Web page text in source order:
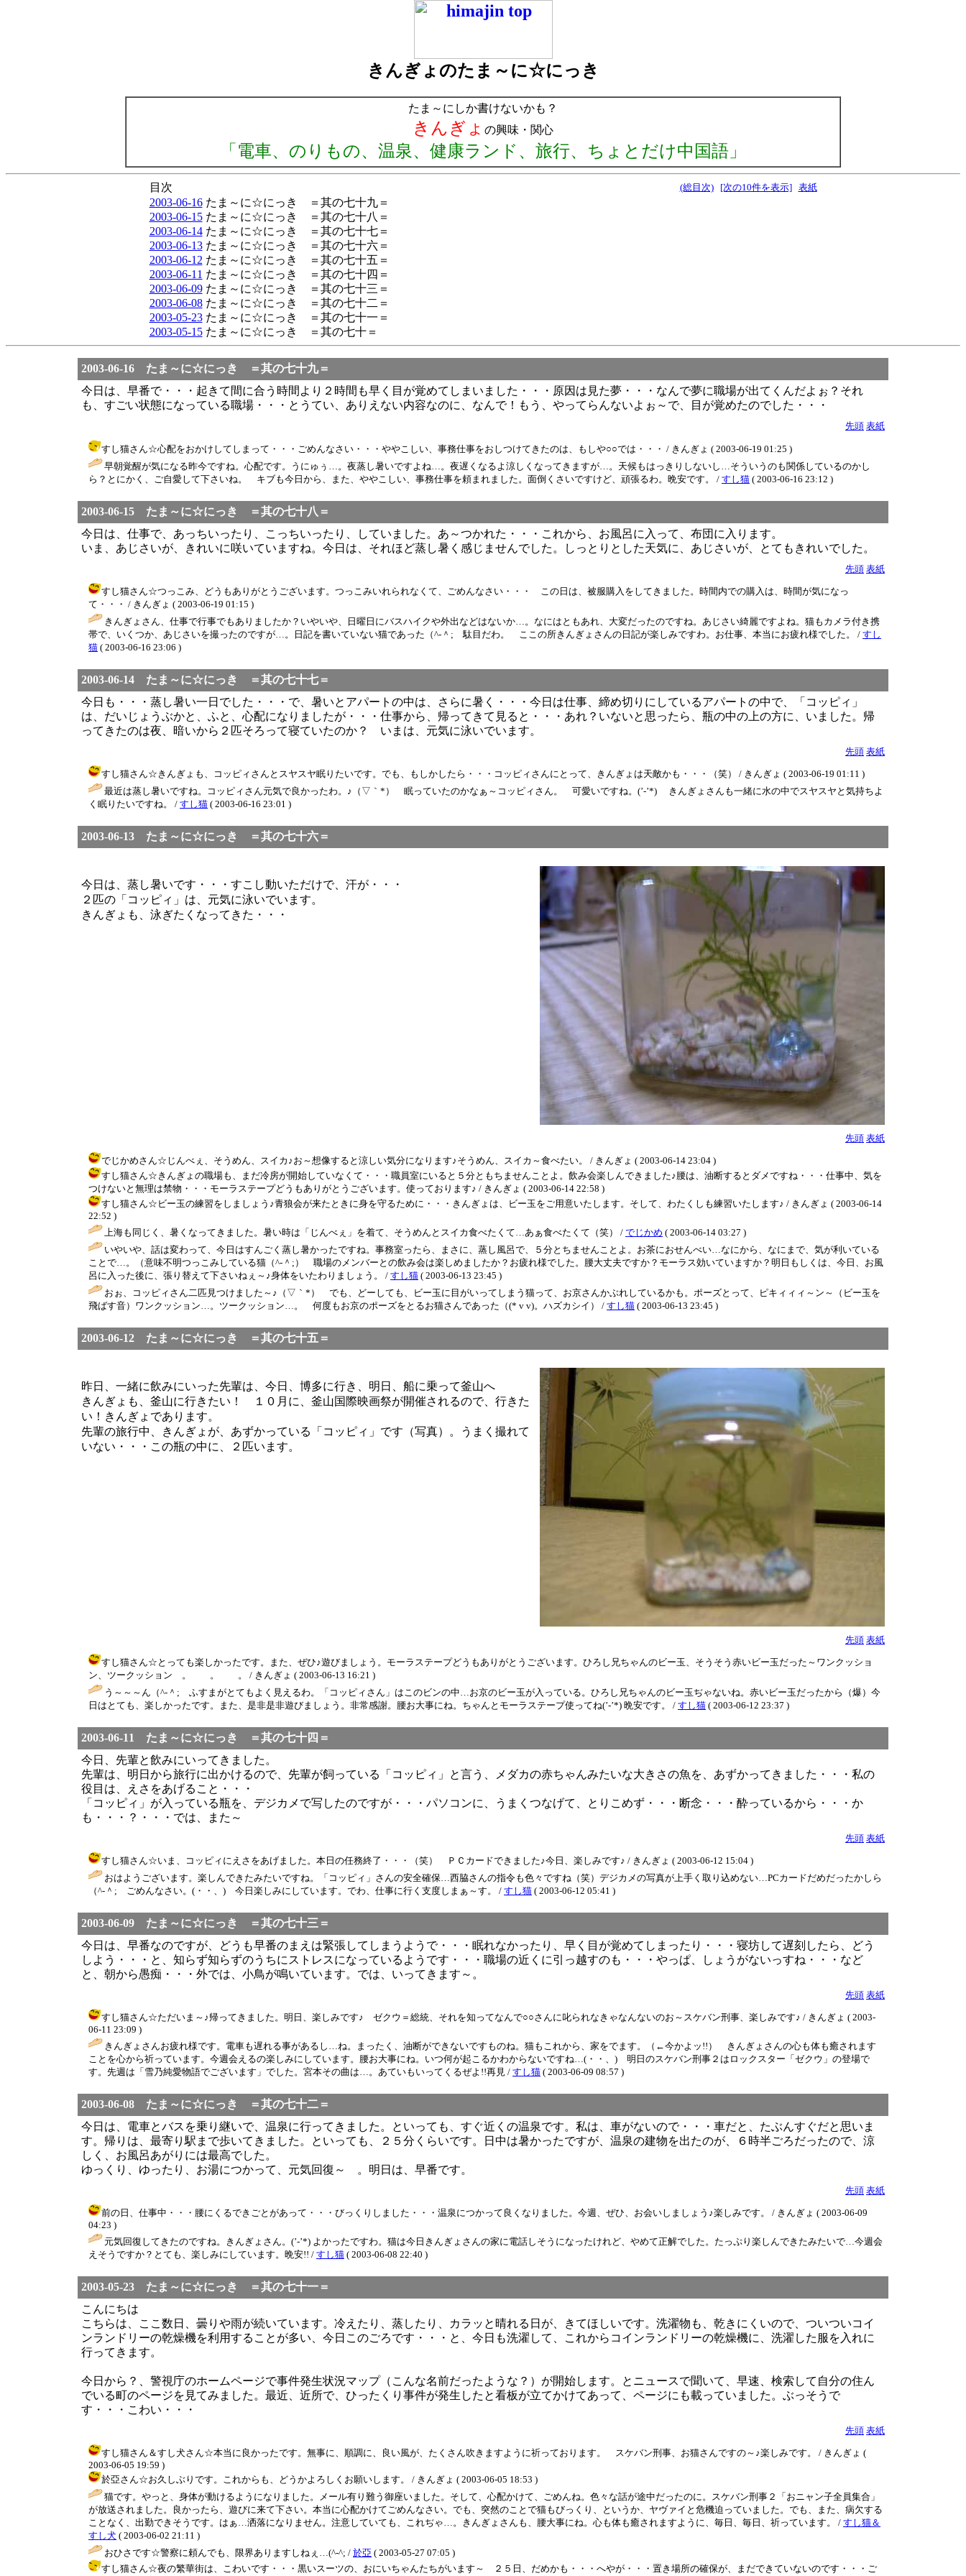
きんぎょのたま～に☆にっき
たま～にしか書けないかも？
きんぎょ の興味・関心
「電車、のりもの、温泉、健康ランド、旅行、ちょとだけ中国語」
目次 (総目次) [次の10件を表示] 表紙
2003-06-16たま～に☆にっき ＝其の七十九＝
2003-06-15たま～に☆にっき ＝其の七十八＝
2003-06-14たま～に☆にっき ＝其の七十七＝
2003-06-13たま～に☆にっき ＝其の七十六＝
2003-06-12 たま～に☆にっき ＝其の七十五＝
2003-06-11 たま～に☆にっき ＝其の七十四＝
2003-06-09たま～に☆にっき ＝其の七十三＝
2003-06-08たま～に☆にっき ＝其の七十二＝
2003-05-23たま～に☆にっき ＝其の七十一＝
2003-05-15たま～に☆にっき ＝其の七十＝
2003-06-16 たま～に☆にっき ＝其の七十九＝
今日は、早番で・・・起きて間に合う時間より２時間も早く目が覚めてしまいました・・・原因は見た夢・・・なんで夢に職場が出てくんだよぉ？それ
も、すごい状態になっている職場・・・とうてい、ありえない内容なのに、なんで！もう、やってらんないよぉ～で、目が覚めたのでした・・・
先頭 表紙
すし猫さん☆心配をおかけしてしまって・・・ごめんなさい・・・ややこしい、事務仕事をおしつけてきたのは、もしや○○では・・・ / きんぎょ ( 2003-06-19 01:25 )
早朝覚醒が気になる昨今ですね。心配です。うにゅぅ…。夜蒸し暑いですよね…。夜遅くなるよ涼しくなってきますが…。天候もはっきりしないし…そういうのも関係しているのかし
ら？とにかく、ご自愛して下さいね。 キブも今日から、また、ややこしい、事務仕事を頼まれました。面倒くさいですけど、頑張るわ。晩安です。 / すし猫 ( 2003-06-16 23:12 )
2003-06-15 たま～に☆にっき ＝其の七十八＝
今日は、仕事で、あっちいったり、こっちいったり、していました。あ～つかれた・・・これから、お風呂に入って、布団に入ります。
いま、あじさいが、きれいに咲いていますね。今日は、それほど蒸し暑く感じませんでした。しっとりとした天気に、あじさいが、とてもきれいでした。
先頭 表紙
すし猫さん☆つっこみ、どうもありがとうございます。つっこみいれられなくて、ごめんなさい・・・ この日は、被服購入をしてきました。時間内での購入は、時間が気になっ
て・・・ / きんぎょ ( 2003-06-19 01:15 )
きんぎょさん、仕事で行事でもありましたか？いやいや、日曜日にバスハイクや外出などはないか…。なにはともあれ、大変だったのですね。あじさい綺麗ですよね。猫もカメラ付き携
帯で、いくつか、あじさいを撮ったのですが…。日記を書いていない猫であった（^-＾; 駄目だわ。 ここの所きんぎょさんの日記が楽しみですわ。お仕事、本当にお疲れ様でした。 / すし
猫 ( 2003-06-16 23:06 )
2003-06-14 たま～に☆にっき ＝其の七十七＝
今日も・・・蒸し暑い一日でした・・・で、暑いとアパートの中は、さらに暑く・・・今日は仕事、締め切りにしているアパートの中で、「コッピィ」
は、だいじょうぶかと、ふと、心配になりましたが・・・仕事から、帰ってきて見ると・・・あれ？いないと思ったら、瓶の中の上の方に、いました。帰
ってきたのは夜、暗いから２匹そろって寝ていたのか？ いまは、元気に泳いでいます。
先頭 表紙
すし猫さん☆きんぎょも、コッピィさんとスヤスヤ眠りたいです。でも、もしかしたら・・・コッピィさんにとって、きんぎょは天敵かも・・・（笑） / きんぎょ ( 2003-06-19 01:11 )
最近は蒸し暑いですね。コッピィさん元気で良かったわ。♪（▽｀*） 眠っていたのかなぁ～コッピィさん。 可愛いですね。(’-’*) きんぎょさんも一緒に水の中でスヤスヤと気持ちよ
く眠りたいですね。 / すし猫 ( 2003-06-16 23:01 )
2003-06-13 たま～に☆にっき ＝其の七十六＝
今日は、蒸し暑いです・・・すこし動いただけで、汗が・・・
２匹の「コッピィ」は、元気に泳いでいます。
きんぎょも、泳ぎたくなってきた・・・
先頭 表紙
でじかめさん☆じんべぇ、そうめん、スイカ♪お～想像すると涼しい気分になります♪そうめん、スイカ～食べたい。 / きんぎょ ( 2003-06-14 23:04 )
すし猫さん☆きんぎょの職場も、まだ冷房が開始していなくて・・・職員室にいると５分ともちませんことよ。飲み会楽しんできました♪腰は、油断するとダメですね・・・仕事中、気を
つけないと無理は禁物・・・モーラステープどうもありがとうございます。使っております♪ / きんぎょ ( 2003-06-14 22:58 )
すし猫さん☆ビー玉の練習をしましょう♪青狼会が来たときに身を守るために・・・きんぎょは、ビー玉をご用意いたします。そして、わたくしも練習いたします♪ / きんぎょ ( 2003-06-14
22:52 )
上海も同じく、暑くなってきました。暑い時は「じんべぇ」を着て、そうめんとスイカ食べたくて…あぁ食べたくて（笑） / でじかめ ( 2003-06-14 03:27 )
いやいや、話は変わって、今日はすんごく蒸し暑かったですね。事務室ったら、まさに、蒸し風呂で、５分とちませんことよ。お茶におせんべい…なにから、なにまで、気が利いている
ことで…。（意味不明つっこみしている猫（^-＾;） 職場のメンバーとの飲み会は楽しめましたか？お疲れ様でした。腰大丈夫ですか？モーラス効いていますか？明日もしくは、今日、お風
呂に入った後に、張り替えて下さいねぇ～♪身体をいたわりましょう。 / すし猫 ( 2003-06-13 23:45 )
おぉ、コッピィさん二匹見つけました～♪（▽｀*） でも、どーしても、ビー玉に目がいってしまう猫って、お京さんかぶれしているかも。ポーズとって、ピキィィィ～ン～（ビー玉を
飛ばす音）ワンクッション…。ツークッション…。 何度もお京のポーズをとるお猫さんであった（(* v v)。ハズカシイ） / すし猫 ( 2003-06-13 23:45 )
2003-06-12 たま～に☆にっき ＝其の七十五＝
昨日、一緒に飲みにいった先輩は、今日、博多に行き、明日、船に乗って釜山へ
きんぎょも、釜山に行きたい！ １０月に、釜山国際映画祭が開催されるので、行きた
い！きんぎょであります。
先輩の旅行中、きんぎょが、あずかっている「コッピィ」です（写真）。うまく撮れて
いない・・・この瓶の中に、２匹います。
先頭 表紙
すし猫さん☆とっても楽しかったです。また、ぜひ♪遊びましょう。モーラステープどうもありがとうございます。ひろし兄ちゃんのビー玉、そうそう赤いビー玉だった～ワンクッショ
ン、ツークッション 。 。 。 / きんぎょ ( 2003-06-13 16:21 )
う～～～ん（^-＾; ふすまがとてもよく見えるわ。「コッピィさん」はこのビンの中…お京のビー玉が入っている。ひろし兄ちゃんのビー玉ぢゃないね。赤いビー玉だったから（爆）今
日はとても、楽しかったです。また、是非是非遊びましょう。非常感謝。腰お大事にね。ちゃんとモーラステープ使ってね(’-’*) 晩安です。 / すし猫 ( 2003-06-12 23:37 )
2003-06-11 たま～に☆にっき ＝其の七十四＝
今日、先輩と飲みにいってきました。
先輩は、明日から旅行に出かけるので、先輩が飼っている「コッピィ」と言う、メダカの赤ちゃんみたいな大きさの魚を、あずかってきました・・・私の
役目は、えさをあげること・・・
「コッピィ」が入っている瓶を、デジカメで写したのですが・・・パソコンに、うまくつなげて、とりこめず・・・断念・・・酔っているから・・・か
も・・・？・・・では、また～
先頭 表紙
すし猫さん☆いま、コッピィにえさをあげました。本日の任務終了・・・（笑） ＰＣカードできました♪今日、楽しみです♪ / きんぎょ ( 2003-06-12 15:04 )
おはようございます。楽しんできたみたいですね。「コッピィ」さんの安全確保…西脇さんの指令も色々ですね（笑）デジカメの写真が上手く取り込めない…PCカードだめだったかしら
（^-＾; ごめんなさい。(・・、) 今日楽しみにしています。でわ、仕事に行く支度しまぁ～す。 / すし猫 ( 2003-06-12 05:41 )
2003-06-09 たま～に☆にっき ＝其の七十三＝
今日は、早番なのですが、どうも早番のまえは緊張してしまうようで・・・眠れなかったり、早く目が覚めてしまったり・・・寝坊して遅刻したら、どう
しよう・・・と、知らず知らずのうちにストレスになっているようです・・・職場の近くに引っ越すのも・・・やっぱ、しょうがないっすね・・・など
と、朝から愚痴・・・外では、小鳥が鳴いています。では、いってきます～。
先頭 表紙
すし猫さん☆ただいま～♪帰ってきました。明日、楽しみです♪ ゼクウ＝総統、それを知ってなんで○○さんに叱られなきゃなんないのお～スケバン刑事、楽しみです♪ / きんぎょ ( 2003-
06-11 23:09 )
きんぎょさんお疲れ様です。電車も遅れる事があるし…ね。まったく、油断ができないですものね。猫もこれから、家をでます。（←今かよッ!!） きんぎょさんの心も体も癒されます
ことを心から祈っています。今週会えるの楽しみにしています。腰お大事にね。いつ何が起こるかわからないですね…(・・、) 明日のスケバン刑事２はロックスター「ゼクウ」の登場で
す。先週は「雪乃純愛物語でございます」でした。宮本その曲は…。あていもいってくるぜよ!!再見 / すし猫 ( 2003-06-09 08:57 )
2003-06-08 たま～に☆にっき ＝其の七十二＝
今日は、電車とバスを乗り継いで、温泉に行ってきました。といっても、すぐ近くの温泉です。私は、車がないので・・・車だと、たぶんすぐだと思いま
す。帰りは、最寄り駅まで歩いてきました。といっても、２５分くらいです。日中は暑かったですが、温泉の建物を出たのが、６時半ごろだったので、涼
しく、お風呂あがりには最高でした。
ゆっくり、ゆったり、お湯につかって、元気回復～ 。明日は、早番です。
先頭 表紙
前の日、仕事中・・・腰にくるできごとがあって・・・びっくりしました・・・温泉につかって良くなりました。今週、ぜひ、お会いしましょう♪楽しみです。 / きんぎょ ( 2003-06-09
04:23 )
元気回復してきたのですね。きんぎょさん。(’-’*) よかったですわ。猫は今日きんぎょさんの家に電話しそうになったけれど、やめて正解でした。たっぷり楽しんできたみたいで…今週会
えそうですか？とても、楽しみにしています。晩安!! / すし猫 ( 2003-06-08 22:40 )
2003-05-23 たま～に☆にっき ＝其の七十一＝
こんにちは
こちらは、ここ数日、曇りや雨が続いています。冷えたり、蒸したり、カラッと晴れる日が、きてほしいです。洗濯物も、乾きにくいので、ついついコイ
ンランドリーの乾燥機を利用することが多い、今日このごろです・・・と、今日も洗濯して、これからコインランドリーの乾燥機に、洗濯した服を入れに
行ってきます。
今日から？、警視庁のホームページで事件発生状況マップ（こんな名前だったような？）が開始します。とニュースで聞いて、早速、検索して自分の住ん
でいる町のページを見てみました。最近、近所で、ひったくり事件が発生したと看板が立てかけてあって、ページにも載っていました。ぶっそうで
す・・・こわい・・・
先頭 表紙
すし猫さん＆すし犬さん☆本当に良かったです。無事に、順調に、良い風が、たくさん吹きますように祈っております。 スケバン刑事、お猫さんですの～♪楽しみです。 / きんぎょ (
2003-06-05 19:59 )
於亞さん☆お久しぶりです。これからも、どうかよろしくお願いします。 / きんぎょ ( 2003-06-05 18:53 )
猫です。やっと、身体が動けるようになりました。メール有り難う御座いました。そして、心配かけて、ごめんね。色々な話が途中だったのに。スケバン刑事２「おニャン子全員集合」
が放送されました。良かったら、遊びに来て下さい。本当に心配かけてごめんなさい。でも、突然のことで猫もびっくり、というか、ヤヴァイと危機迫っていました。でも、また、病欠する
ことなく、出勤できそうです。はぁ…洒落になりません。注意していても、これぢゃ…。きんぎょさんも、腰大事にね。心も体も癒されますように、毎日、毎日、祈っています。 / すし猫＆
すし犬 ( 2003-06-02 21:11 )
おひさです☆警察に頼んでも、限界ありますしねぇ…(^-^; / 於亞 ( 2003-05-27 07:05 )
すし猫さん☆夜の繁華街は、こわいです・・・黒いスーツの、おにいちゃんたちがいます～ ２５日、だめかも・・・へやが・・・置き場所の確保が、まだできていないのです・・・ご